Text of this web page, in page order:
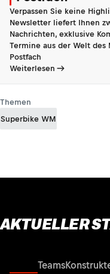
Verpassen Sie keine
Newsletter liefert Ihnen
Nachrichten, exklusive
Termine aus der Welt
Postfach
Weiterlesen
Themen
Superbike WM
AKTUELLER
Teams